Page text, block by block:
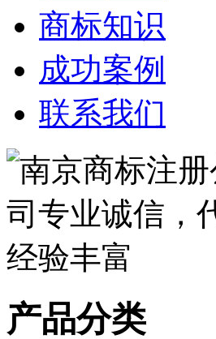
商标知识
成功案例
联系我们
产品分类